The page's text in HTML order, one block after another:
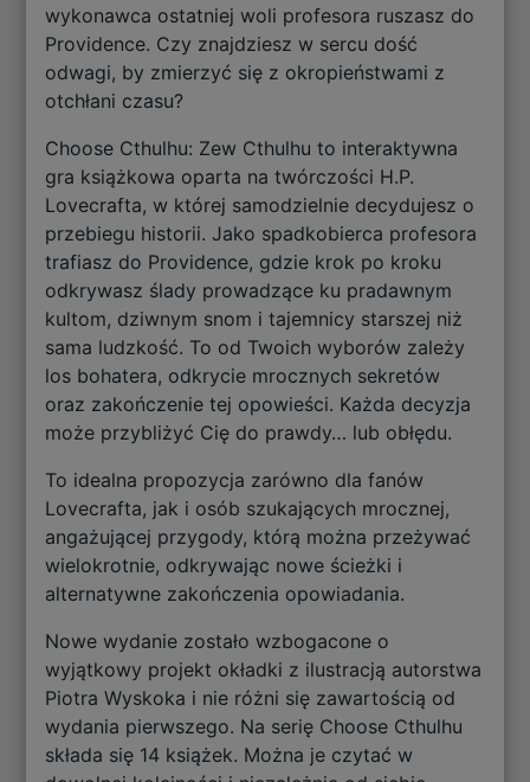
wykonawca ostatniej woli profesora ruszasz do
Providence. Czy znajdziesz w sercu dość
odwagi, by zmierzyć się z okropieństwami z
otchłani czasu?
Choose Cthulhu: Zew Cthulhu to interaktywna
gra książkowa oparta na twórczości H.P.
Lovecrafta, w której samodzielnie decydujesz o
przebiegu historii. Jako spadkobierca profesora
trafiasz do Providence, gdzie krok po kroku
odkrywasz ślady prowadzące ku pradawnym
kultom, dziwnym snom i tajemnicy starszej niż
sama ludzkość. To od Twoich wyborów zależy
los bohatera, odkrycie mrocznych sekretów
oraz zakończenie tej opowieści. Każda decyzja
może przybliżyć Cię do prawdy… lub obłędu.
To idealna propozycja zarówno dla fanów
Lovecrafta, jak i osób szukających mrocznej,
angażującej przygody, którą można przeżywać
wielokrotnie, odkrywając nowe ścieżki i
alternatywne zakończenia opowiadania.
Nowe wydanie zostało wzbogacone o
wyjątkowy projekt okładki z ilustracją autorstwa
Piotra Wyskoka i nie różni się zawartością od
wydania pierwszego. Na serię Choose Cthulhu
składa się 14 książek. Można je czytać w